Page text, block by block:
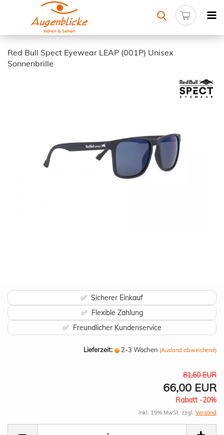
Red Bull Spect Eyewear LEAP (001P) Unisex
Sonnenbrille
✅ Sicherer Einkauf
✅ Flexible Zahlung
✅ Freundlicher Kundenservice
Lieferzeit: 2-3 Wochen (Ausland abweichend)
81,60 EUR
66,00 EUR
Rabatt -20%
inkl. 19% MwSt. zzgl. Versand